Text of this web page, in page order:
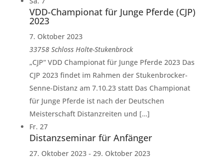
VDD-Championat für Junge Pferde (CJP)
2023
7. Oktober 2023
33758 Schloss Holte-Stukenbrock
„CJP“ VDD Championat für Junge Pferde 2023 Das
CJP 2023 findet im Rahmen der Stukenbrocker-
Senne-Distanz am 7.10.23 statt Das Championat
für Junge Pferde ist nach der Deutschen
Meisterschaft Distanzreiten und […]
Fr. 27
Distanzseminar für Anfänger
27. Oktober 2023- 29. Oktober 2023